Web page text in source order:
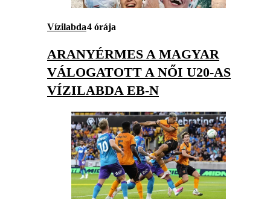
Vízilabda4 órája
ARANYÉRMES A MAGYAR
VÁLOGATOTT A NŐI U20-AS
VÍZILABDA EB-N